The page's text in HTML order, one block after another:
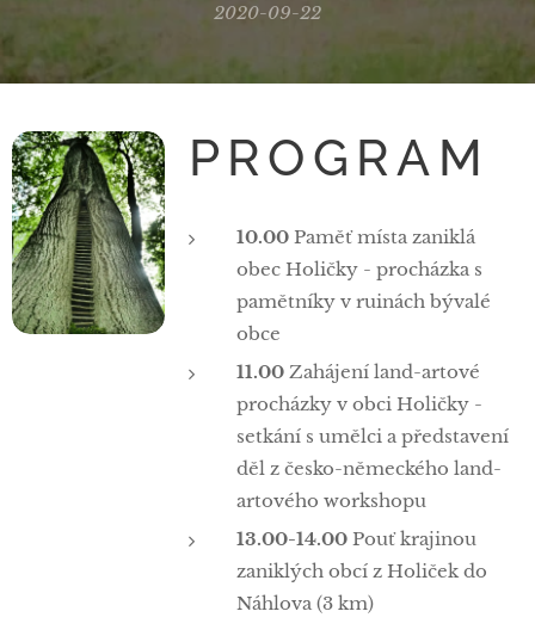
2020-09-22
PROGRAM
10.00Paměť místa zaniklá
obec Holičky - procházka s
pamětníky v ruinách bývalé
obce
11.00Zahájení land-artové
procházky v obci Holičky -
setkání s umělci a představení
děl z česko-německého land-
artového workshopu
13.00-14.00 Pouť krajinou
zaniklých obcí z Holiček do
Náhlova (3 km)